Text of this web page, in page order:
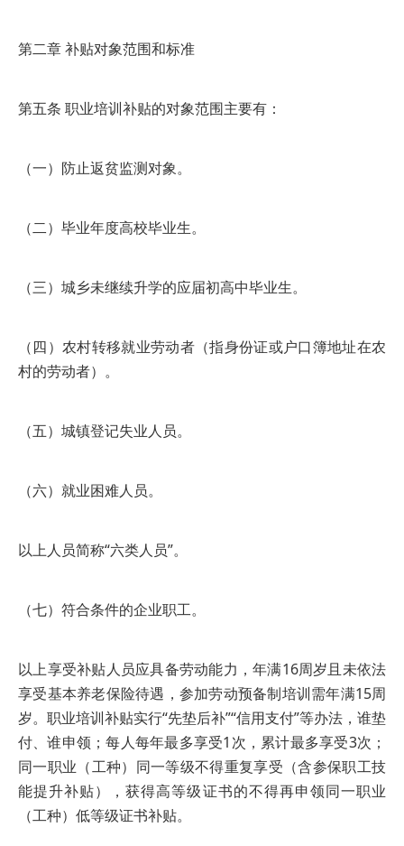
第二章 补贴对象范围和标准
第五条 职业培训补贴的对象范围主要有：
（一）防止返贫监测对象。
（二）毕业年度高校毕业生。
（三）城乡未继续升学的应届初高中毕业生。
（四）农村转移就业劳动者（指身份证或户口簿地址在农
村的劳动者）。
（五）城镇登记失业人员。
（六）就业困难人员。
以上人员简称“六类人员”。
（七）符合条件的企业职工。
以上享受补贴人员应具备劳动能力，年满16周岁且未依法
享受基本养老保险待遇，参加劳动预备制培训需年满15周
岁。职业培训补贴实行“先垫后补”“信用支付”等办法，谁垫
付、谁申领；每人每年最多享受1次，累计最多享受3次；
同一职业（工种）同一等级不得重复享受（含参保职工技
能提升补贴），获得高等级证书的不得再申领同一职业
（工种）低等级证书补贴。